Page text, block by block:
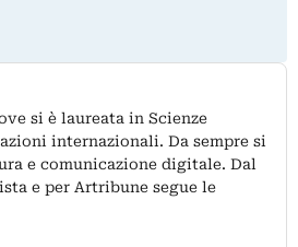
si è laureata in Scienze
internazionali. Da sempre si
e comunicazione digitale. Dal
e per Artribune segue le